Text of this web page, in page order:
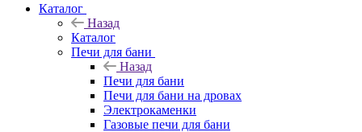
Каталог
Назад
Каталог
Печи для бани
Назад
Печи для бани
Печи для бани на дровах
Электрокаменки
Газовые печи для бани